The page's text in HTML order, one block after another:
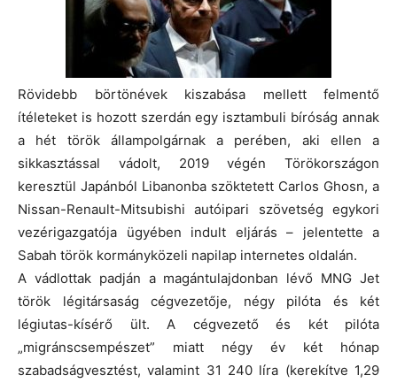
Rövidebb börtönévek kiszabása mellett felmentő
ítéleteket is hozott szerdán egy isztambuli bíróság annak
a hét török állampolgárnak a perében, aki ellen a
sikkasztással vádolt, 2019 végén Törökországon
keresztül Japánból Libanonba szöktetett Carlos Ghosn, a
Nissan-Renault-Mitsubishi autóipari szövetség egykori
vezérigazgatója ügyében indult eljárás – jelentette a
Sabah török kormányközeli napilap internetes oldalán.
A vádlottak padján a magántulajdonban lévő MNG Jet
török légitársaság cégvezetője, négy pilóta és két
légiutas-kísérő ült. A cégvezető és két pilóta
„migránscsempészet” miatt négy év két hónap
szabadságvesztést, valamint 31 240 líra (kerekítve 1,29